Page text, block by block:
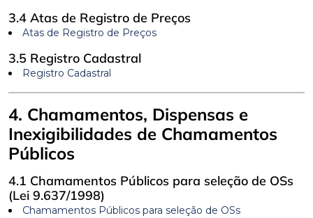
3.4 Atas de Registro de Preços
Atas de Registro de Preços
3.5 Registro Cadastral
Registro Cadastral
4. Chamamentos, Dispensas e
Inexigibilidades de Chamamentos
Públicos
4.1 Chamamentos Públicos para seleção de OSs
(Lei 9.637/1998)
Chamamentos Públicos para seleção de OSs